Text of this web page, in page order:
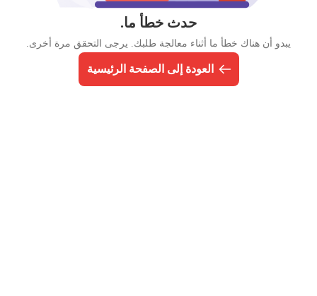
حدث خطأ ما.
يبدو أن هناك خطأ ما أثناء معالجة طلبك. يرجى التحقق مرة أخرى.
العودة إلى الصفحة الرئيسية